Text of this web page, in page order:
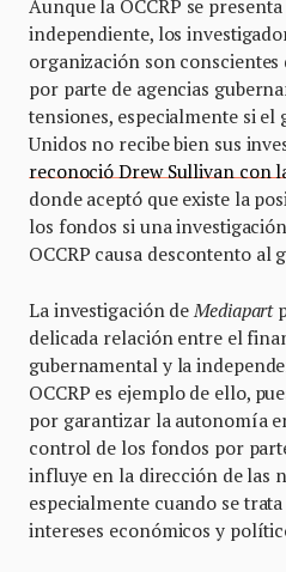
Aunque la OCCRP se
independiente, los
organización son
por parte de agencias
tensiones, especialmente si el
Unidos no recibe bien sus
reconoció Drew Sullivan con
donde aceptó que existe la
los fondos si una
OCCRP causa descontento al
La investigación de Mediapart
delicada relación entre el
gubernamental y la
OCCRP es ejemplo de ello,
por garantizar la autonomía
control de los fondos por
influye en la dirección de las
especialmente cuando se
intereses económicos y